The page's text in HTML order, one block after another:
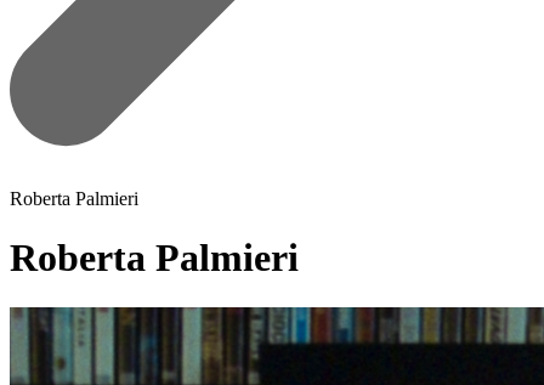
Roberta Palmieri
Roberta Palmieri